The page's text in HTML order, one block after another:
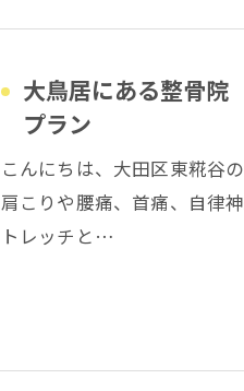
大鳥居にある整骨
プラン
こんにちは、大田区東糀谷
肩こりや腰痛、首痛、自律
トレッチと…